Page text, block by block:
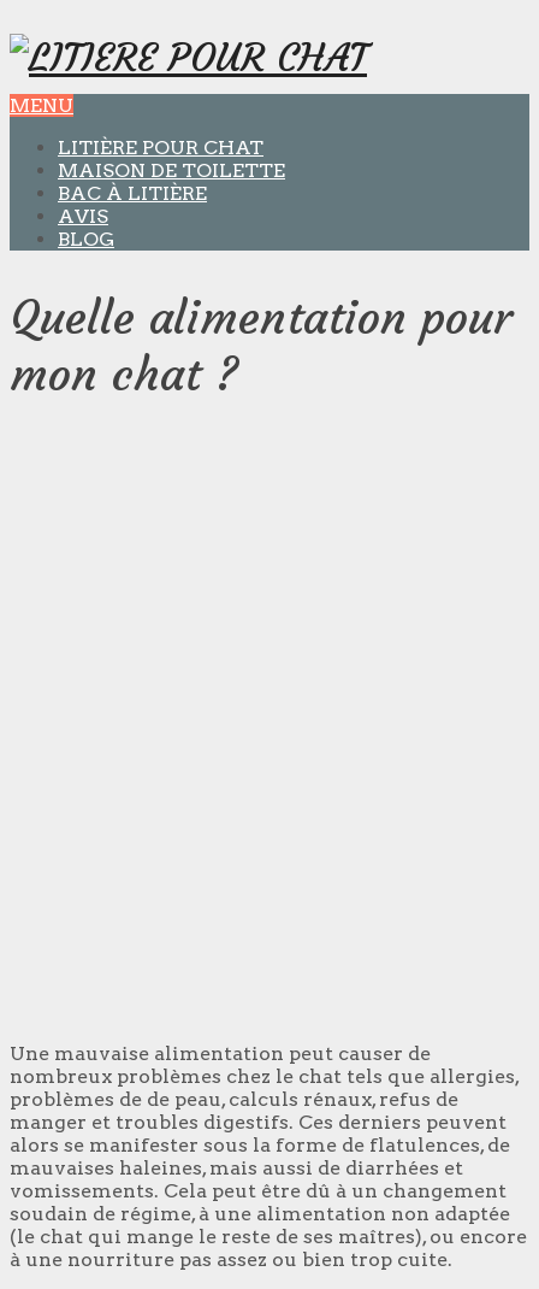
MENU
LITIÈRE POUR CHAT
MAISON DE TOILETTE
BAC À LITIÈRE
AVIS
BLOG
Quelle alimentation pour
mon chat ?
Une mauvaise alimentation peut causer de
nombreux problèmes chez le chat tels que allergies,
problèmes de de peau, calculs rénaux, refus de
manger et troubles digestifs. Ces derniers peuvent
alors se manifester sous la forme de flatulences, de
mauvaises haleines, mais aussi de diarrhées et
vomissements. Cela peut être dû à un changement
soudain de régime, à une alimentation non adaptée
(le chat qui mange le reste de ses maîtres), ou encore
à une nourriture pas assez ou bien trop cuite.